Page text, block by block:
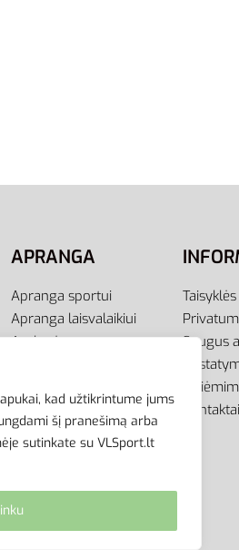
kad užtikrintume jums
šį pranešimą arba
sutinkate su VLSport.lt
Pasirinkti savybes
APRANGA
Apranga sportui
Apranga laisvalaikiui
Avalynė
Taisyklės
Saugus
Kontaktai